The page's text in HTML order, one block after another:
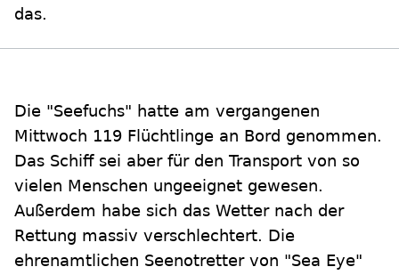
das.
Die "Seefuchs" hatte am vergangenen
Mittwoch 119 Flüchtlinge an Bord genommen.
Das Schiff sei aber für den Transport von so
vielen Menschen ungeeignet gewesen.
Außerdem habe sich das Wetter nach der
Rettung massiv verschlechtert. Die
ehrenamtlichen Seenotretter von "Sea Eye"